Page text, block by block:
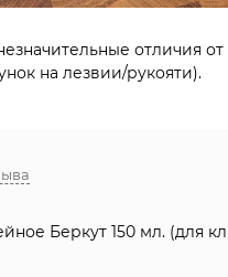
отличия от
на лезвии/рукояти).
Беркут 150 мл. (для